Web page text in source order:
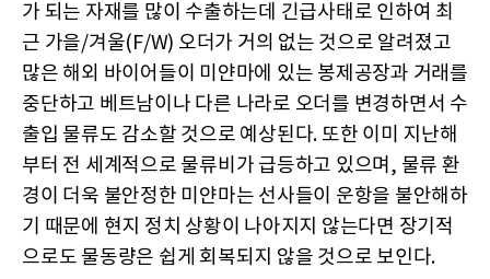
가 되는 자재를 많이 수출하는데 긴급사태로 인하여 최
근 가을/겨울(F/W) 오더가 거의 없는 것으로 알려졌고
많은 해외 바이어들이 미얀마에 있는 봉제공장과 거래를
중단하고 베트남이나 다른 나라로 오더를 변경하면서 수
출입 물류도 감소할 것으로 예상된다. 또한 이미 지난해
부터 전 세계적으로 물류비가 급등하고 있으며, 물류 환
경이 더욱 불안정한 미얀마는 선사들이 운항을 불안해하
기 때문에 현지 정치 상황이 나아지지 않는다면 장기적
으로도 물동량은 쉽게 회복되지 않을 것으로 보인다.